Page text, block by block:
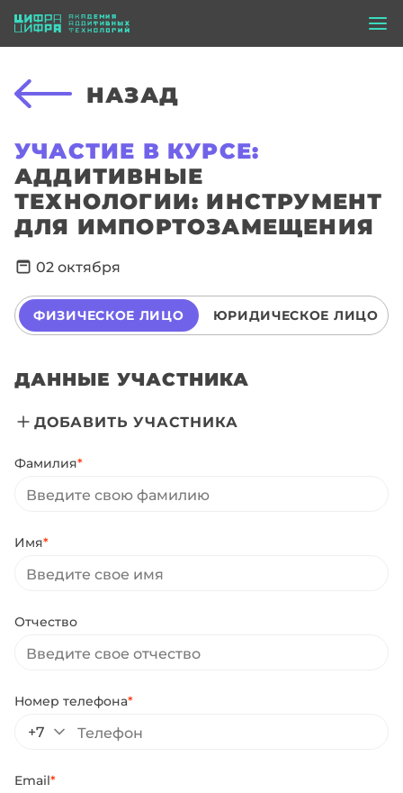
НАЗАД
УЧАСТИЕ В КУРСЕ:
АДДИТИВНЫЕ
ТЕХНОЛОГИИ: ИНСТРУМЕНТ
ДЛЯ ИМПОРТОЗАМЕЩЕНИЯ
02 октября
ФИЗИЧЕСКОЕ ЛИЦО ЮРИДИЧЕСКОЕ ЛИЦО
ДАННЫЕ УЧАСТНИКА
ДОБАВИТЬ УЧАСТНИКА
Фамилия*
Имя*
Отчество
Номер телефона*
+7
Email*